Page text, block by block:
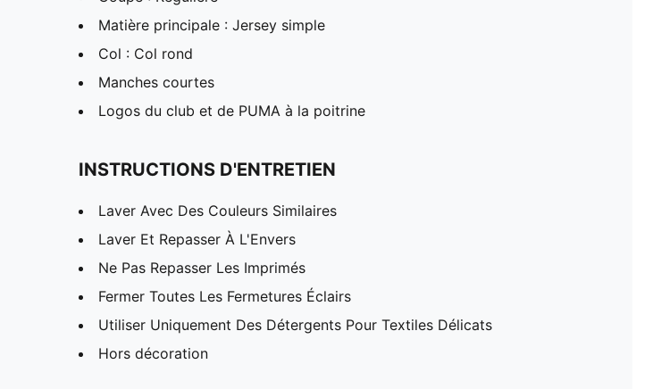
Matière principale : Jersey simple
Col : Col rond
Manches courtes
Logos du club et de PUMA à la poitrine
INSTRUCTIONS D'ENTRETIEN
Laver Avec Des Couleurs Similaires
Laver Et Repasser À L'Envers
Ne Pas Repasser Les Imprimés
Fermer Toutes Les Fermetures Éclairs
Utiliser Uniquement Des Détergents Pour Textiles Délicats
Hors décoration